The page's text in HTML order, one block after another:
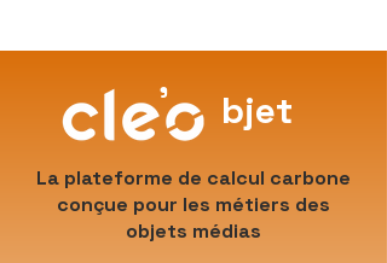
' bjet
La plateforme de calcul carbone
conçue pour les métiers des
objets médias